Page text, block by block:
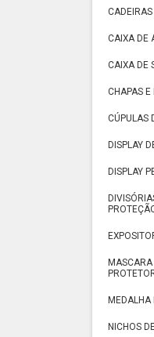
CAIXA DE
CAIXA DE
CHAPAS E
CÚPULAS
DISPLAY
DISPLAY
MEDALHA
NICHOS